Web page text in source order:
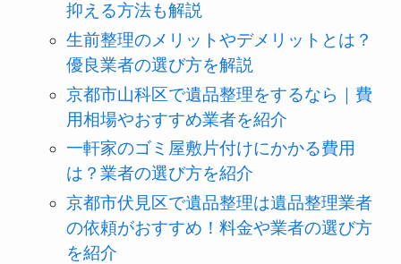
抑える方法も解説
生前整理のメリットやデメリットとは？
優良業者の選び方を解説
京都市山科区で遺品整理をするなら｜費
用相場やおすすめ業者を紹介
一軒家のゴミ屋敷片付けにかかる費用
は？業者の選び方を紹介
京都市伏見区で遺品整理は遺品整理業者
の依頼がおすすめ！料金や業者の選び方
を紹介